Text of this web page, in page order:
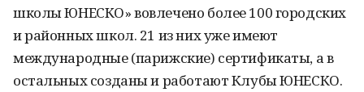
школы ЮНЕСКО» вовлечено более 100 городских
и районных школ. 21 из них уже имеют
международные (парижские) сертификаты, а в
остальных созданы и работают Клубы ЮНЕСКО.